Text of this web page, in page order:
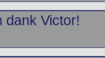
dank Victor!